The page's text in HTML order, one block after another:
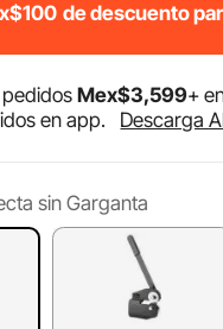
de descuento
pedidosMex$3,599+
en app.
Descarga
sin Garganta